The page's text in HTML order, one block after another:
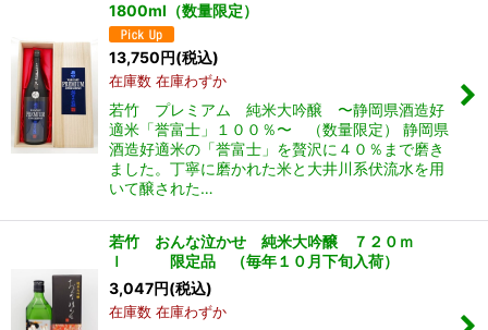
1800ml（数量限定）
13,750円(税込)
在庫数 在庫わずか
若竹 プレミアム 純米大吟醸 〜静岡県酒造好
適米「誉富士」１００％〜 （数量限定） 静岡県
酒造好適米の「誉富士」を贅沢に４０％まで磨き
ました。丁寧に磨かれた米と大井川系伏流水を用
いて醸された…
若竹 おんな泣かせ 純米大吟醸 ７２０ｍ
ｌ 限定品 （毎年１０月下旬入荷）
3,047円(税込)
在庫数 在庫わずか